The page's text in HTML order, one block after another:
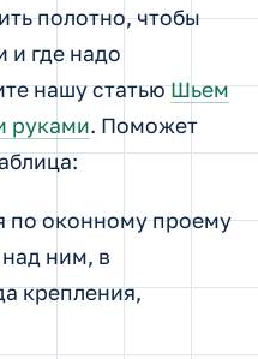
полотно, чтобы
и где надо
нашу статьюШьем
руками. Поможет
по оконному проему
ним, в
крепления,